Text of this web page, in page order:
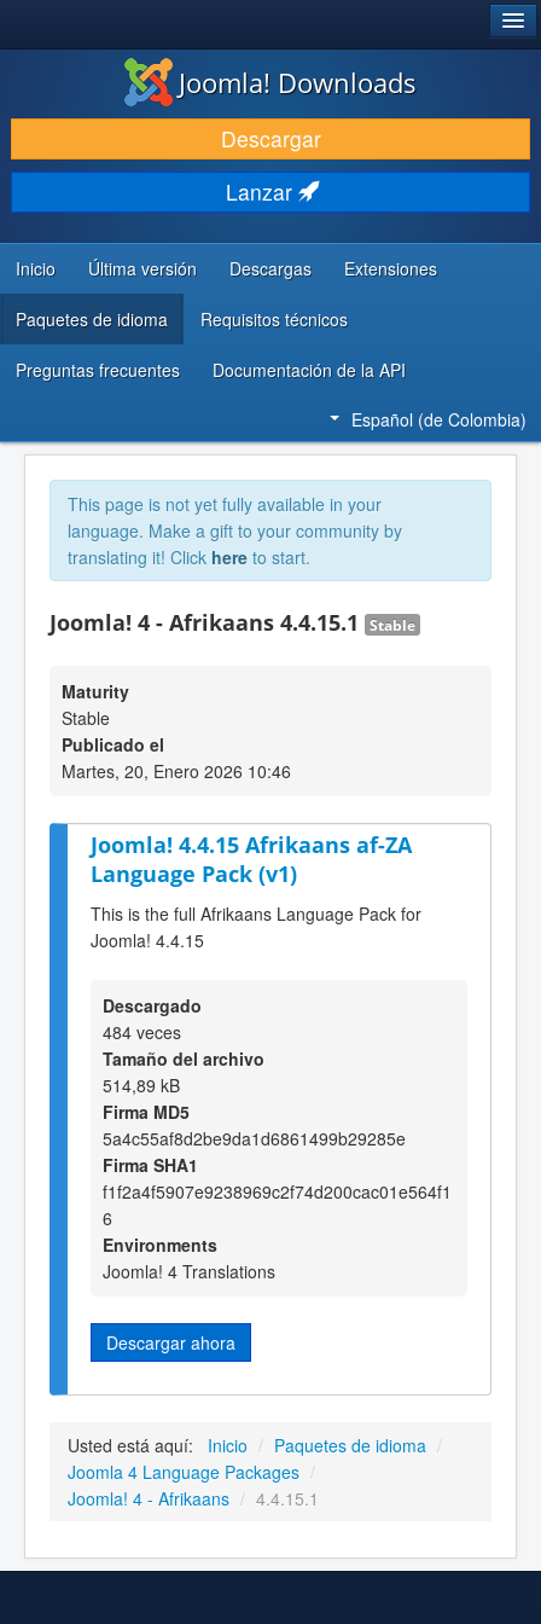
DESCARGAR
DESCUBRE Y APRENDE
COMUNIDAD Y AYUDA
RECURSOS PARA DESARROLLADORES
Joomla! Downloads
Descargar
Lanzar
Inicio Última versión Descargas Extensiones
Paquetes de idioma Requisitos técnicos
Preguntas frecuentes Documentación de la API
Español (de Colombia)
This page is not yet fully available in your
language. Make a gift to your community by
translating it! Click here to start.
Joomla! 4 - Afrikaans 4.4.15.1 Stable
Maturity
Stable
Publicado el
Martes, 20, Enero 2026 10:46
Joomla! 4.4.15 Afrikaans af-ZA
Language Pack (v1)
This is the full Afrikaans Language Pack for
Joomla! 4.4.15
Descargado
484 veces
Tamaño del archivo
514,89 kB
Firma MD5
5a4c55af8d2be9da1d6861499b29285e
Firma SHA1
f1f2a4f5907e9238969c2f74d200cac01e564f1
6
Environments
Joomla! 4 Translations
Descargar ahora
Usted está aquí: Inicio / Paquetes de idioma /
Joomla 4 Language Packages /
Joomla! 4 - Afrikaans / 4.4.15.1